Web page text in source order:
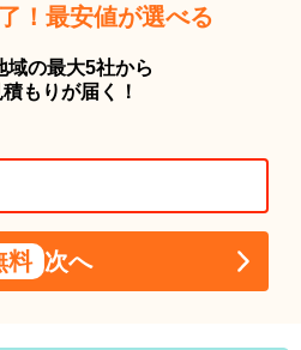
！最安値が選べる
域の最大5社から
もりが届く！
料 次へ